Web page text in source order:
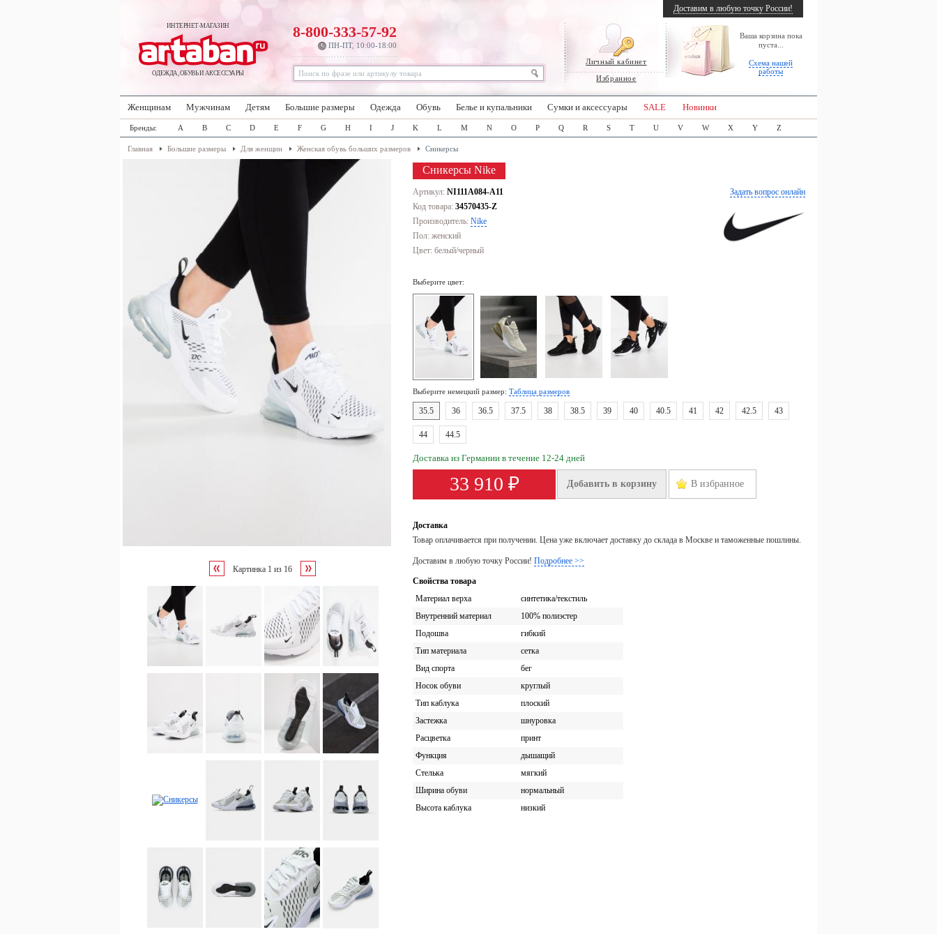
ИНТЕРНЕТ-МАГАЗИН
ОДЕЖДА, ОБУВЬ И АКСЕССУАРЫ
Личный кабинет
Избранное
Ваша корзина пока
пуста...
Схема нашей
работы
8-800-333-57-92
ПН-ПТ, 10:00-18:00
Доставим в любую точку России!
Женщинам Мужчинам Детям Большие размеры Одежда Обувь Белье и купальники Сумки и аксессуары SALE Новинки
Бренды: A B C D E F G H I J K L M N O P Q R S T U V W X Y Z
Главная Большие размеры Для женщин Женская обувь больших размеров Сникерсы
Картинка 1 из 16
Сникерсы Nike
Задать вопрос онлайн
Артикул: NI111A084-A11
Код товара: 34570435-Z
Производитель: Nike
Пол: женский
Цвет: белый/черный
Выберите цвет:
Выберите немецкий размер: Таблица размеров
35.5 36 36.5 37.5 38 38.5 39 40 40.5 41 42 42.5 43
44 44.5
Доставка из Германии в течение 12-24 дней
33 910 ₽ Добавить в корзину В избранное
Доставка
Товар оплачивается при получении. Цена уже включает доставку до склада в Москве и таможенные пошлины.
Доставим в любую точку России! Подробнее >>
Свойства товара
Материал верха
синтетика/текстиль
Внутренний материал
100% полиэстер
Подошва
гибкий
Тип материала
сетка
Вид спорта
бег
Носок обуви
круглый
Тип каблука
плоский
Застежка
шнуровка
Расцветка
принт
Функция
дышащий
Стелька
мягкий
Ширина обуви
нормальный
Высота каблука
низкий